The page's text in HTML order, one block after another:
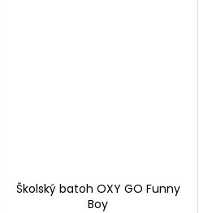
Školský batoh OXY GO Funny
Boy